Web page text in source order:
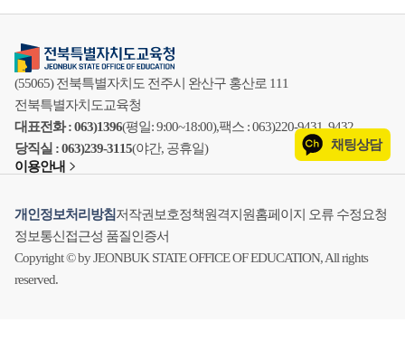
(55065) 전북특별자치도 전주시 완산구 홍산로 111
전북특별자치도교육청
대표전화 : 063)1396(평일: 9:00~18:00),팩스 : 063)220-9431, 9432
당직실 : 063)239-3115(야간, 공휴일)
이용안내
채팅상담
개인정보처리방침저작권보호정책원격지원홈페이지 오류 수정요청
정보통신접근성 품질인증서
Copyright © by JEONBUK STATE OFFICE OF EDUCATION, All rights
reserved.